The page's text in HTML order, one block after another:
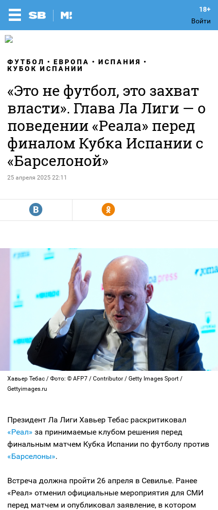
Войти
ФУТБОЛ ЕВРОПА
ИСПАНИЯ
КУБОК ИСПАНИИ
«Это не футбол, это захват
власти». Глава Ла Лиги — о
поведении «Реала» перед
финалом Кубка Испании с
«Барселоной»
25 апреля 2025 22:11
R Y
Хавьер Тебас / Фото: © AFP7 / Contributor / Getty Images Sport /
Gettyimages.ru
Президент Ла Лиги Хавьер Тебас раскритиковал
«Реал» за принимаемые клубом решения перед
финальным матчем Кубка Испании по футболу против
«Барселоны».
Встреча должна пройти 26 апреля в Севилье. Ранее
«Реал» отменил официальные мероприятия для СМИ
перед матчем и опубликовал заявление, в котором